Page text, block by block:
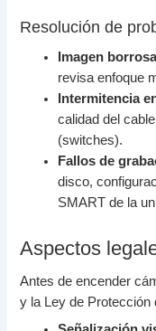
Resolución de
Imagen
revisa enfoque
Intermitencia
calidad del
(switches).
Fallos de
disco,
SMART de la
Aspectos
Antes de encender
y la Ley de Protección